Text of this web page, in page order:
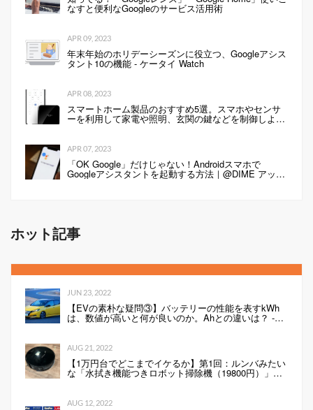
なすと便利なGoogleのサービス活用術
APR 09, 2023
年末年始のホリデーシーズンに役立つ、Googleアシス
タント10の機能 - ケータイ Watch
APR 08, 2023
スマートホーム製品のおすすめ5選。スマホやセンサ
ーを利用して家電や照明、玄関の鍵などを制御しよ
う！
APR 07, 2023
「OK Google」だけじゃない！Androidスマホで
Googleアシスタントを起動する方法｜@DIME アット
ダイム
ホット記事
JUN 23, 2022
【EVの素朴な疑問③】バッテリーの性能を表すkWh
は、数値が高いと何が良いのか。Ahとの違いは？ -
Webモーターマガジン
AUG 21, 2022
【1万円台でどこまでイケるか】第1回：ルンバみたい
な「水拭き機能つきロボット掃除機（19800円）」の
性能は…
AUG 12, 2022